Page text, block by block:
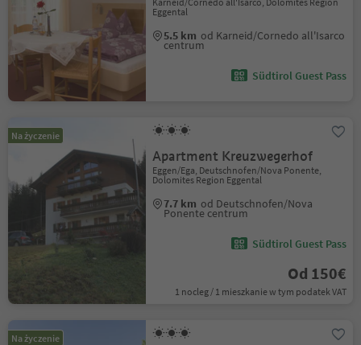
Eggental
5.5 km od Karneid/Cornedo all'Isarco
centrum
Südtirol Guest Pass
Na życzenie
Apartment Kreuzwegerhof
Eggen/Ega, Deutschnofen/Nova Ponente,
Dolomites Region Eggental
7.7 km od Deutschnofen/Nova
Ponente centrum
Südtirol Guest Pass
Od 150€
1 nocleg / 1 mieszkanie w tym podatek VAT
Na życzenie